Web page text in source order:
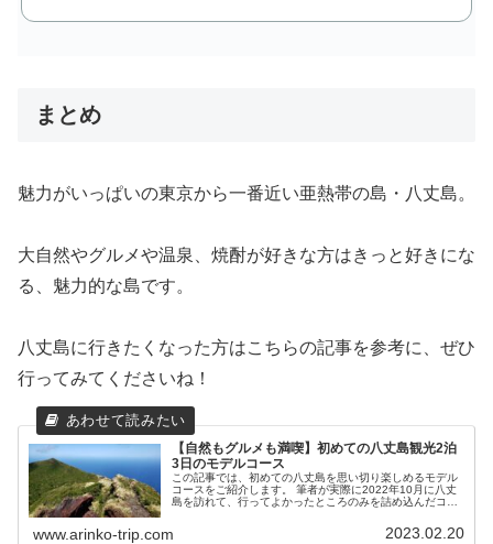
まとめ
魅力がいっぱいの東京から一番近い亜熱帯の島・八丈島。
大自然やグルメや温泉、焼酎が好きな方はきっと好きにな
る、魅力的な島です。
八丈島に行きたくなった方はこちらの記事を参考に、ぜひ
行ってみてくださいね！
【自然もグルメも満喫】初めての八丈島観光2泊
3日のモデルコース
この記事では、初めての八丈島を思い切り楽しめるモデル
コースをご紹介します。 筆者が実際に2022年10月に八丈
島を訪れて、行ってよかったところのみを詰め込んだコー
www.arinko-trip.com 2023.02.20